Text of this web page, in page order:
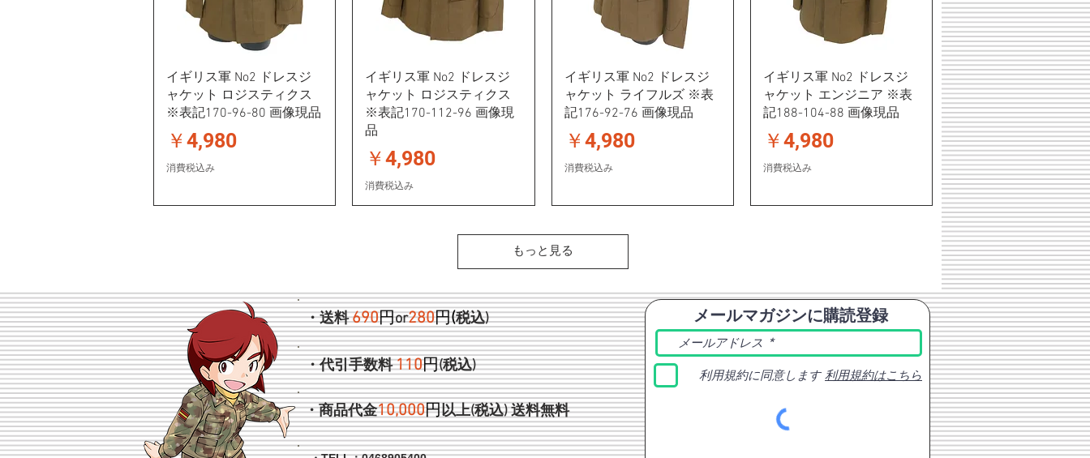
イギリス軍 No2 ドレスジ
ャケット ロジスティクス
※表記170-96-80 画像現品
価格
￥4,980
消費税込み
イギリス軍 No2 ドレスジ
ャケット ロジスティクス
※表記170-112-96 画像現
品
価格
￥4,980
消費税込み
イギリス軍 No2 ドレスジ
ャケット ライフルズ ※表
記176-92-76 画像現品
価格
￥4,980
消費税込み
イギリス軍 No2 ドレスジ
ャケット エンジニア ※表
記188-104-88 画像現品
価格
￥4,980
消費税込み
もっと見る
・送料690円or280円(税込)
・代引手数料110円(税込)
・商品代金10,000円以上(税込)送料無料
メールマガジンに購読登録
利用規約に同意します 利用規約はこちら